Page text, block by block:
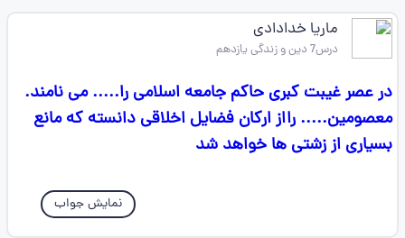
ماریا خدادادی
درس7 دین و زندگی یازدهم
در عصر غیبت کبری حاکم جامعه اسلامی را..... می نامند.
معصومین..... رااز ارکان فضایل اخلاقی دانسته که مانع
بسیاری از زشتی ها خواهد شد
نمایش جواب